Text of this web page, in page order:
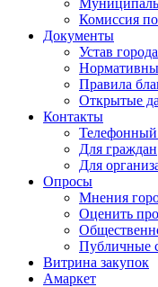
Комиссия
Документы
Устав города
Правила
Открытые
Контакты
Для граждан
Для
Опросы
Мнения
Оценить
Публичные
Витрина закупок
Амаркет